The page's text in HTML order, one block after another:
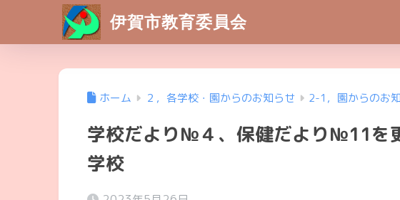
伊賀市教育委員会
ホーム ２，各学校・園からのお知らせ 2-1，園からのお
学校だより№４、保健だより№11を
学校